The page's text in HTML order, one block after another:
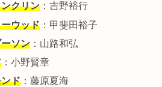
クリン ：吉野裕行
ウッド ：甲斐田裕子
ソン ：山路和弘
：小野賢章
ド ：藤原夏海